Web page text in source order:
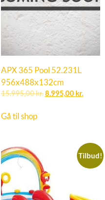
APX 365 Pool 52.231L
956x488x132cm
15.995,00kr. 8.995,00 kr.
Gå til shop
Tilbud!